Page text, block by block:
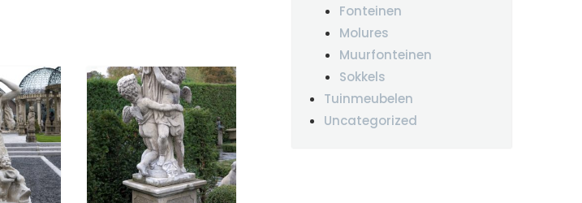
Fonteinen
Molures
Muurfonteinen
Sokkels
Tuinmeubelen
Uncategorized